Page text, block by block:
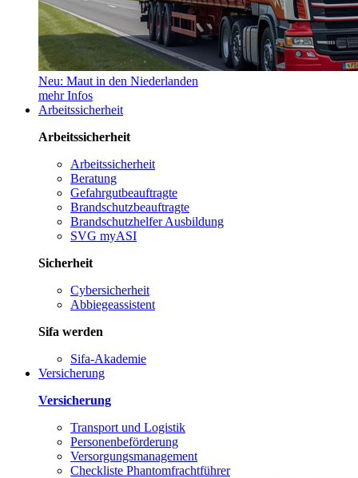
Neu: Maut in den Niederlanden
mehr Infos
Arbeitssicherheit
Arbeitssicherheit
Arbeitssicherheit
Beratung
Gefahrgutbeauftragte
Brandschutzbeauftragte
Brandschutzhelfer Ausbildung
SVG myASI
Sicherheit
Cybersicherheit
Abbiegeassistent
Sifa werden
Sifa-Akademie
Versicherung
Versicherung
Transport und Logistik
Personenbeförderung
Versorgungsmanagement
Checkliste Phantomfrachtführer